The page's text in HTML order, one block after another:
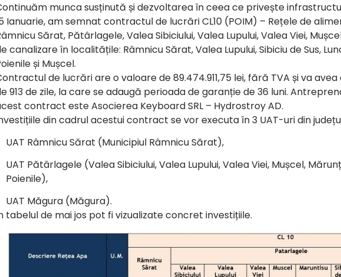
munca susținută și dezvoltarea în ceea ce privește
Ianuarie, am semnat contractul de lucrări CL10 (POIM) – Rețele de
Sărat, Pătârlagele, Valea Sibiciului, Valea Lupului, Valea Viei,
canalizare în localitățile: Râmnicu Sărat, Valea Lupului, Sibiciu de Sus,
și Mușcel.
de lucrări are o valoare de 89.474.911,75 lei, fără TVA și va
913 de zile, la care se adaugă perioada de garanție de 36 luni.
contract este Asocierea Keyboard SRL – Hydrostroy AD.
din cadrul acestui contract se vor executa în 3 UAT-uri din
UAT Râmnicu Sărat (Municipiul Râmnicu Sărat),
UAT Pătârlagele (Valea Sibiciului, Valea Lupului, Valea Viei, Mușcel,
Poienile),
UAT Măgura (Măgura).
tabelul de mai jos pot fi vizualizate concret investițiile.